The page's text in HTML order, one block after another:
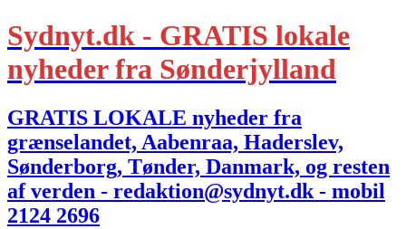
Sydnyt.dk - GRATIS lokale
nyheder fra Sønderjylland
GRATIS LOKALE nyheder fra
grænselandet, Aabenraa, Haderslev,
Sønderborg, Tønder, Danmark, og resten
af verden - redaktion@sydnyt.dk - mobil
2124 2696